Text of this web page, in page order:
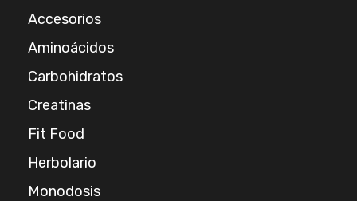
Accesorios
Aminoácidos
Carbohidratos
Creatinas
Fit Food
Herbolario
Monodosis